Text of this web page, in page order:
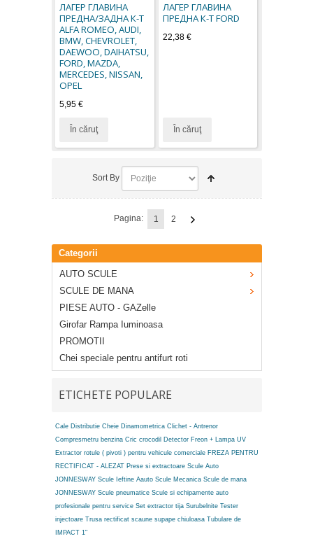
ЛАГЕР ГЛАВИНА
ПРЕДНА/ЗАДНА К-Т
ALFA ROMEO, AUDI,
BMW, CHEVROLET,
DAEWOO, DAIHATSU,
FORD, MAZDA,
MERCEDES, NISSAN,
OPEL
5,95 €
În căruţ
ЛАГЕР ГЛАВИНА
ПРЕДНА К-Т FORD
22,38 €
În căruţ
Sort By
Pagina: 1 2
Categorii
AUTO SCULE
SCULE DE MANA
PIESE AUTO - GAZelle
Girofar Rampa Iuminoasa
PROMOTII
Chei speciale pentru antifurt roti
ETICHETE POPULARE
Cale Distributie Cheie Dinamometrica Clichet - Antrenor
Compresmetru benzina Cric crocodil Detector Freon + Lampa UV
Extractor rotule ( pivoti ) pentru vehicule comerciale FREZA PENTRU
RECTIFICAT - ALEZAT Prese si extractoare Scule Auto
JONNESWAY Scule Ieftine Aauto Scule Mecanica Scule de mana
JONNESWAY Scule pneumatice Scule si echipamente auto
profesionale pentru service Set extractor tija Surubelnite Tester
injectoare Trusa rectificat scaune supape chiuloasa Tubulare de
IMPACT 1"